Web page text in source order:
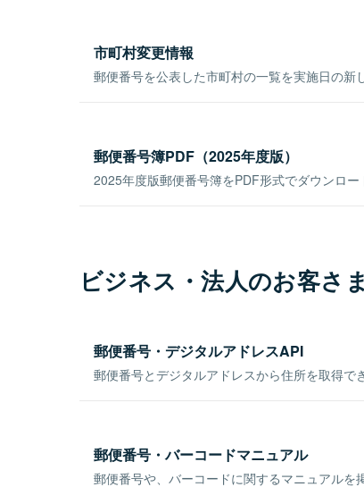
市町村変更情報
郵便番号を公表した市町村の一覧を実施日の新
郵便番号簿PDF（2025年度版）
2025年度版郵便番号簿をPDF形式でダウンロー
ビジネス・法人のお客さ
郵便番号・デジタルアドレスAPI
郵便番号とデジタルアドレスから住所を取得で
郵便番号・バーコードマニュアル
郵便番号や、バーコードに関するマニュアルを